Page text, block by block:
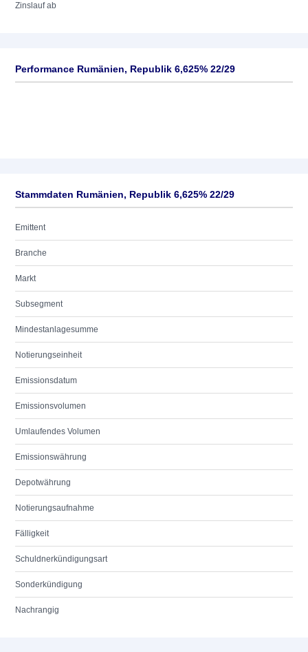
Zinslauf ab
Performance Rumänien, Republik 6,625% 22/29
Stammdaten Rumänien, Republik 6,625% 22/29
Emittent
Branche
Markt
Subsegment
Mindestanlagesumme
Notierungseinheit
Emissionsdatum
Emissionsvolumen
Umlaufendes Volumen
Emissionswährung
Depotwährung
Notierungsaufnahme
Fälligkeit
Schuldnerkündigungsart
Sonderkündigung
Nachrangig